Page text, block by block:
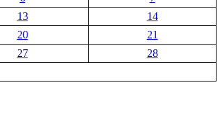
13
14
20
21
27
28